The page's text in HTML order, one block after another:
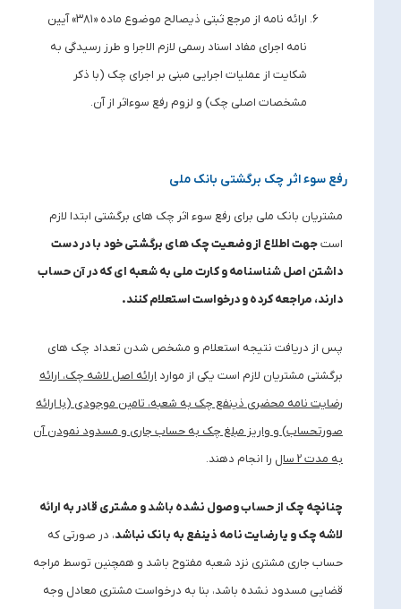
ارائه نامه از مرجع ثبتی ذیصالح موضوع ماده «۳۸۱» آیین
‌نامه اجرای مفاد اسناد رسمی لازم ‌الاجرا و طرز رسیدگی به
شکایت از عملیات اجرایی مبنی بر اجرای چک (با ذکر
مشخصات اصلی چک) و لزوم رفع سوءاثر از آن.
رفع سوء اثر چک برگشتی بانک ملی
مشتریان بانک ملی برای رفع سوء اثر چک های برگشتی ابتدا لازم
استجهت اطلاع از وضعیت چک های برگشتی خود با در دست
داشتن اصل شناسنامه و کارت ملی به شعبه ای که در آن حساب
دارند، مراجعه کرده و درخواست استعلام کنند.
پس از دریافت نتیجه استعلام و مشخص شدن تعداد چک های
برگشتی مشتریان لازم است یکی از موارد ارائه اصل لاشه چک، ارائه
رضایت نامه محضری ذینفع چک به شعبه، تامین موجودی (با ارائه
صورتحساب) و واریز مبلغ چک به حساب جاری و مسدود نمودن آن
به مدت 2 سال
را انجام دهند.
چنانچه چک از حساب وصول نشده باشد و مشتری قادر به ارائه
لاشه چک و یا رضایت نامه ذینفع به بانک نباشد، در صورتی که
حساب جاری مشتری نزد شعبه مفتوح باشد و همچنین توسط مراجه
قضایی مسدود نشده باشد، بنا به درخواست مشتری معادل وجه